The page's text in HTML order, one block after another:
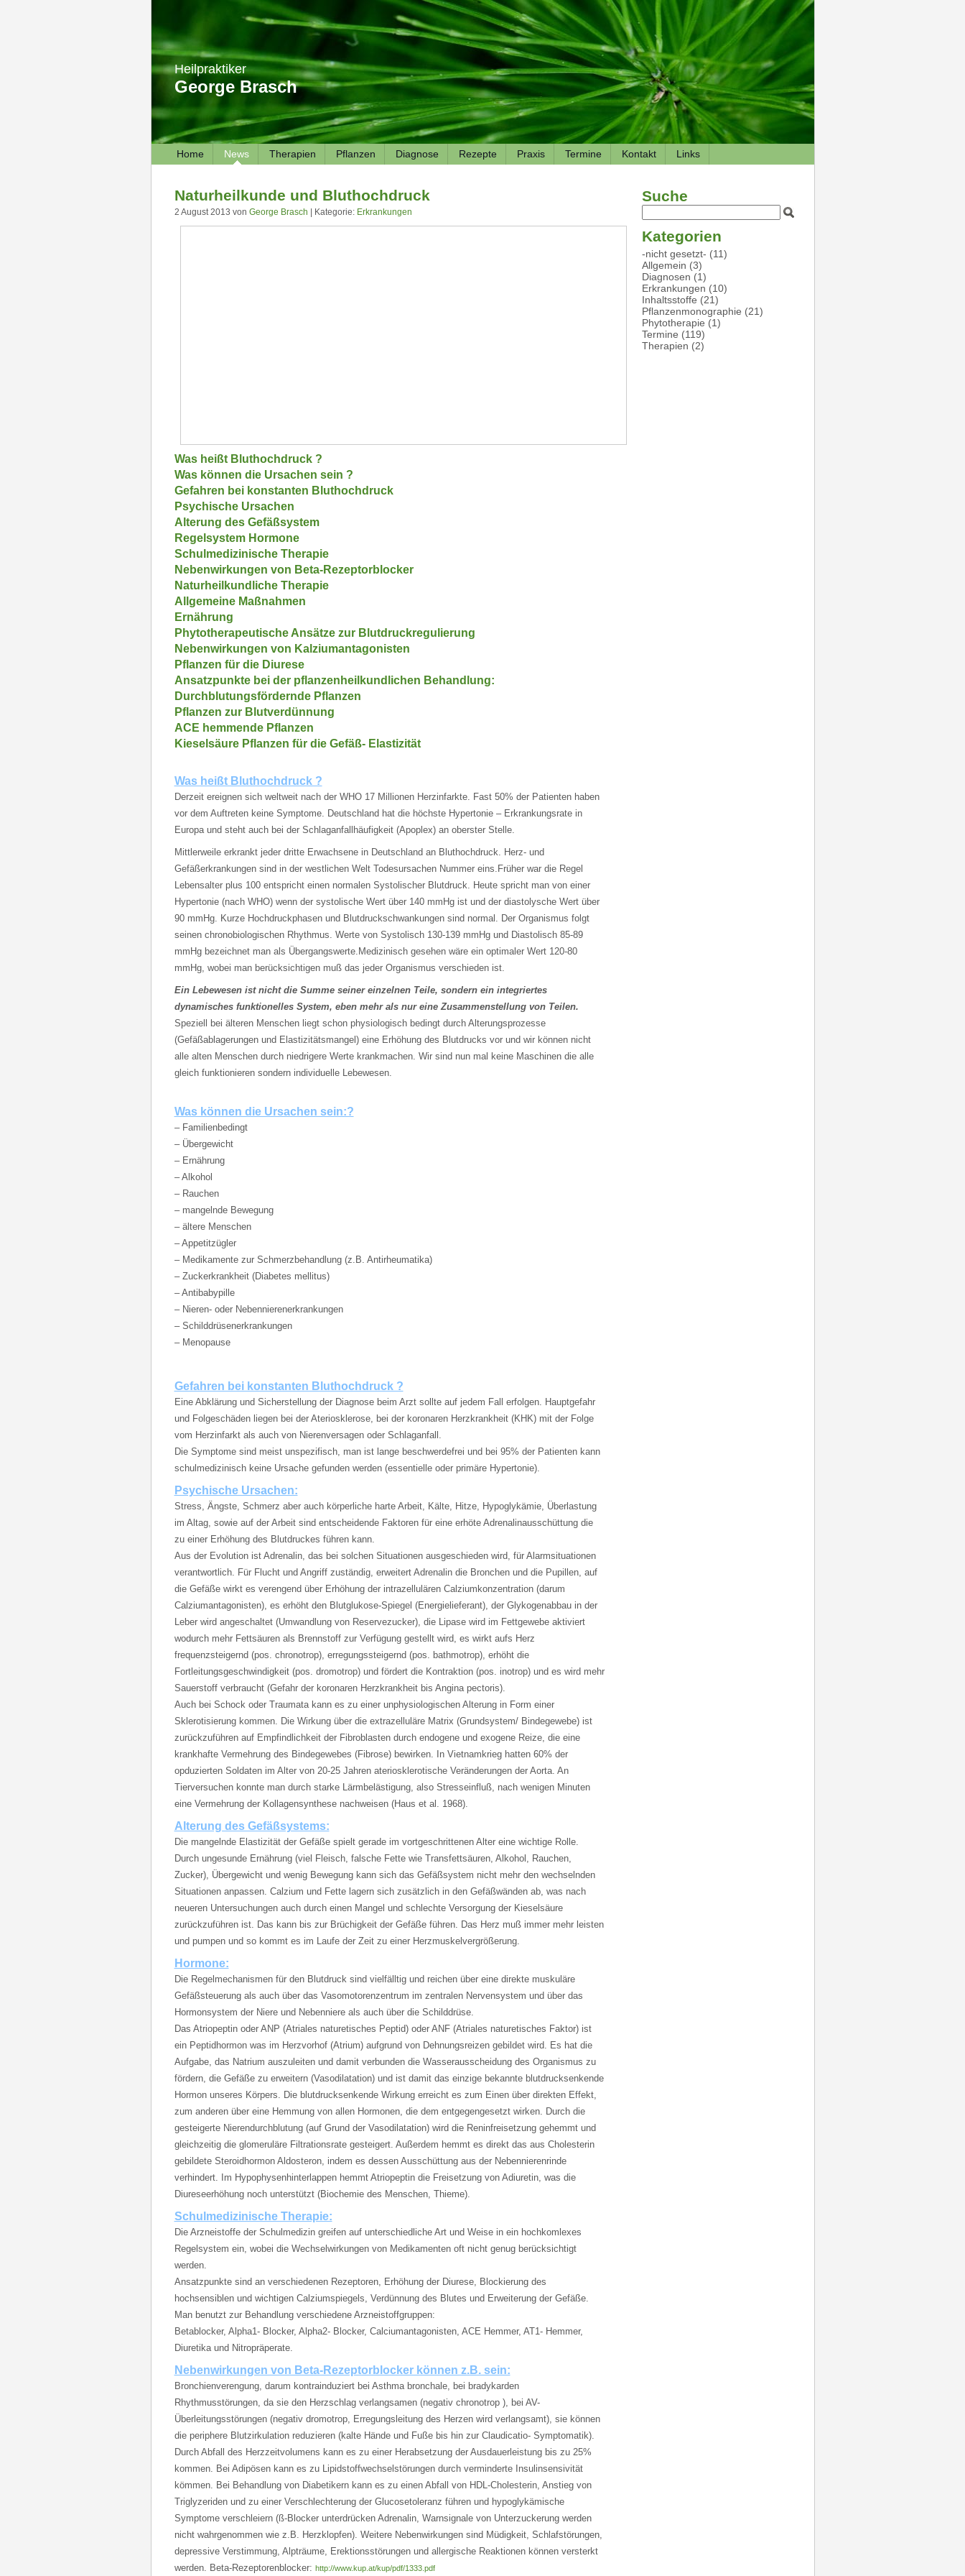
Heilpraktiker
George Brasch
Home News Therapien Pflanzen Diagnose Rezepte Praxis Termine Kontakt Links
Naturheilkunde und Bluthochdruck
2 August 2013 von George Brasch | Kategorie: Erkrankungen
Was heißt Bluthochdruck ?
Was können die Ursachen sein ?
Gefahren bei konstanten Bluthochdruck
Psychische Ursachen
Alterung des Gefäßsystem
Regelsystem Hormone
Schulmedizinische Therapie
Nebenwirkungen von Beta-Rezeptorblocker
Naturheilkundliche Therapie
Allgemeine Maßnahmen
Ernährung
Phytotherapeutische Ansätze zur Blutdruckregulierung
Nebenwirkungen von Kalziumantagonisten
Pflanzen für die Diurese
Ansatzpunkte bei der pflanzenheilkundlichen Behandlung:
Durchblutungsfördernde Pflanzen
Pflanzen zur Blutverdünnung
ACE hemmende Pflanzen
Kieselsäure Pflanzen für die Gefäß- Elastizität
Was heißt Bluthochdruck ?
Derzeit ereignen sich weltweit nach der WHO 17 Millionen Herzinfarkte. Fast 50% der Patienten haben
vor dem Auftreten keine Symptome. Deutschland hat die höchste Hypertonie – Erkrankungsrate in
Europa und steht auch bei der Schlaganfallhäufigkeit (Apoplex) an oberster Stelle.
Mittlerweile erkrankt jeder dritte Erwachsene in Deutschland an Bluthochdruck. Herz- und
Gefäßerkrankungen sind in der westlichen Welt Todesursachen Nummer eins. Früher war die Regel
Lebensalter plus 100 entspricht einen normalen Systolischer Blutdruck. Heute spricht man von einer
Hypertonie (nach WHO) wenn der systolische Wert über 140 mmHg ist und der diastolysche Wert über
90 mmHg. Kurze Hochdruckphasen und Blutdruckschwankungen sind normal. Der Organismus folgt
seinen chronobiologischen Rhythmus. Werte von Systolisch 130-139 mmHg und Diastolisch 85-89
mmHg bezeichnet man als Übergangswerte.Medizinisch gesehen wäre ein optimaler Wert 120-80
mmHg, wobei man berücksichtigen muß das jeder Organismus verschieden ist.
Ein Lebewesen ist nicht die Summe seiner einzelnen Teile, sondern ein integriertes
dynamisches funktionelles System, eben mehr als nur eine Zusammenstellung von Teilen.
Speziell bei älteren Menschen liegt schon physiologisch bedingt durch Alterungsprozesse
(Gefäßablagerungen und Elastizitätsmangel) eine Erhöhung des Blutdrucks vor und wir können nicht
alle alten Menschen durch niedrigere Werte krankmachen. Wir sind nun mal keine Maschinen die alle
gleich funktionieren sondern individuelle Lebewesen.
Was können die Ursachen sein:?
– Familienbedingt
– Übergewicht
– Ernährung
– Alkohol
– Rauchen
– mangelnde Bewegung
– ältere Menschen
– Appetitzügler
– Medikamente zur Schmerzbehandlung (z.B. Antirheumatika)
– Zuckerkrankheit (Diabetes mellitus)
– Antibabypille
– Nieren- oder Nebennierenerkrankungen
– Schilddrüsenerkrankungen
– Menopause
Gefahren bei konstanten Bluthochdruck ?
Eine Abklärung und Sicherstellung der Diagnose beim Arzt sollte auf jedem Fall erfolgen. Hauptgefahr
und Folgeschäden liegen bei der Ateriosklerose, bei der koronaren Herzkrankheit (KHK) mit der Folge
vom Herzinfarkt als auch von Nierenversagen oder Schlaganfall.
Die Symptome sind meist unspezifisch, man ist lange beschwerdefrei und bei 95% der Patienten kann
schulmedizinisch keine Ursache gefunden werden (essentielle oder primäre Hypertonie).
Psychische Ursachen:
Stress, Ängste, Schmerz aber auch körperliche harte Arbeit, Kälte, Hitze, Hypoglykämie, Überlastung
im Altag, sowie auf der Arbeit sind entscheidende Faktoren für eine erhöte Adrenalinausschüttung die
zu einer Erhöhung des Blutdruckes führen kann.
Aus der Evolution ist Adrenalin, das bei solchen Situationen ausgeschieden wird, für Alarmsituationen
verantwortlich. Für Flucht und Angriff zuständig, erweitert Adrenalin die Bronchen und die Pupillen, auf
die Gefäße wirkt es verengend über Erhöhung der intrazellulären Calziumkonzentration (darum
Calziumantagonisten), es erhöht den Blutglukose-Spiegel (Energielieferant), der Glykogenabbau in der
Leber wird angeschaltet (Umwandlung von Reservezucker), die Lipase wird im Fettgewebe aktiviert
wodurch mehr Fettsäuren als Brennstoff zur Verfügung gestellt wird, es wirkt aufs Herz
frequenzsteigernd (pos. chronotrop), erregungssteigernd (pos. bathmotrop), erhöht die
Fortleitungsgeschwindigkeit (pos. dromotrop) und fördert die Kontraktion (pos. inotrop) und es wird mehr
Sauerstoff verbraucht (Gefahr der koronaren Herzkrankheit bis Angina pectoris).
Auch bei Schock oder Traumata kann es zu einer unphysiologischen Alterung in Form einer
Sklerotisierung kommen. Die Wirkung über die extrazelluläre Matrix (Grundsystem/ Bindegewebe) ist
zurückzuführen auf Empfindlichkeit der Fibroblasten durch endogene und exogene Reize, die eine
krankhafte Vermehrung des Bindegewebes (Fibrose) bewirken. In Vietnamkrieg hatten 60% der
opduzierten Soldaten im Alter von 20-25 Jahren ateriosklerotische Veränderungen der Aorta. An
Tierversuchen konnte man durch starke Lärmbelästigung, also Stresseinfluß, nach wenigen Minuten
eine Vermehrung der Kollagensynthese nachweisen (Haus et al. 1968).
Alterung des Gefäßsystems:
Die mangelnde Elastizität der Gefäße spielt gerade im vortgeschrittenen Alter eine wichtige Rolle.
Durch ungesunde Ernährung (viel Fleisch, falsche Fette wie Transfettsäuren, Alkohol, Rauchen,
Zucker), Übergewicht und wenig Bewegung kann sich das Gefäßsystem nicht mehr den wechselnden
Situationen anpassen. Calzium und Fette lagern sich zusätzlich in den Gefäßwänden ab, was nach
neueren Untersuchungen auch durch einen Mangel und schlechte Versorgung der Kieselsäure
zurückzuführen ist. Das kann bis zur Brüchigkeit der Gefäße führen. Das Herz muß immer mehr leisten
und pumpen und so kommt es im Laufe der Zeit zu einer Herzmuskelvergrößerung.
Hormone:
Die Regelmechanismen für den Blutdruck sind vielfälltig und reichen über eine direkte muskuläre
Gefäßsteuerung als auch über das Vasomotorenzentrum im zentralen Nervensystem und über das
Hormonsystem der Niere und Nebenniere als auch über die Schilddrüse.
Das Atriopeptin oder ANP (Atriales naturetisches Peptid) oder ANF (Atriales naturetisches Faktor) ist
ein Peptidhormon was im Herzvorhof (Atrium) aufgrund von Dehnungsreizen gebildet wird. Es hat die
Aufgabe, das Natrium auszuleiten und damit verbunden die Wasserausscheidung des Organismus zu
fördern, die Gefäße zu erweitern (Vasodilatation) und ist damit das einzige bekannte blutdrucksenkende
Hormon unseres Körpers. Die blutdrucksenkende Wirkung erreicht es zum Einen über direkten Effekt,
zum anderen über eine Hemmung von allen Hormonen, die dem entgegengesetzt wirken. Durch die
gesteigerte Nierendurchblutung (auf Grund der Vasodilatation) wird die Reninfreisetzung gehemmt und
gleichzeitig die glomeruläre Filtrationsrate gesteigert. Außerdem hemmt es direkt das aus Cholesterin
gebildete Steroidhormon Aldosteron, indem es dessen Ausschüttung aus der Nebennierenrinde
verhindert. Im Hypophysenhinterlappen hemmt Atriopeptin die Freisetzung von Adiuretin, was die
Diureseerhöhung noch unterstützt (Biochemie des Menschen, Thieme).
Schulmedizinische Therapie:
Die Arzneistoffe der Schulmedizin greifen auf unterschiedliche Art und Weise in ein hochkomlexes
Regelsystem ein, wobei die Wechselwirkungen von Medikamenten oft nicht genug berücksichtigt
werden.
Ansatzpunkte sind an verschiedenen Rezeptoren, Erhöhung der Diurese, Blockierung des
hochsensiblen und wichtigen Calziumspiegels, Verdünnung des Blutes und Erweiterung der Gefäße.
Man benutzt zur Behandlung verschiedene Arzneistoffgruppen:
Betablocker, Alpha1- Blocker, Alpha2- Blocker, Calciumantagonisten, ACE Hemmer, AT1- Hemmer,
Diuretika und Nitropräperate.
Nebenwirkungen von Beta-Rezeptorblocker können z.B. sein:
Bronchienverengung, darum kontrainduziert bei Asthma bronchale, bei bradykarden
Rhythmusstörungen, da sie den Herzschlag verlangsamen (negativ chronotrop ), bei AV-
Überleitungsstörungen (negativ dromotrop, Erregungsleitung des Herzen wird verlangsamt), sie können
die periphere Blutzirkulation reduzieren (kalte Hände und Fuße bis hin zur Claudicatio- Symptomatik).
Durch Abfall des Herzzeitvolumens kann es zu einer Herabsetzung der Ausdauerleistung bis zu 25%
kommen. Bei Adipösen kann es zu Lipidstoffwechselstörungen durch verminderte Insulinsensivität
kömmen. Bei Behandlung von Diabetikern kann es zu einen Abfall von HDL-Cholesterin, Anstieg von
Triglyzeriden und zu einer Verschlechterung der Glucosetoleranz führen und hypoglykämische
Symptome verschleiern (ß-Blocker unterdrücken Adrenalin, Warnsignale von Unterzuckerung werden
nicht wahrgenommen wie z.B. Herzklopfen). Weitere Nebenwirkungen sind Müdigkeit, Schlafstörungen,
depressive Verstimmung, Alpträume, Erektionsstörungen und allergische Reaktionen können versterkt
werden. Beta-Rezeptorenblocker: http://www.kup.at/kup/pdf/1333.pdf
Suche
Kategorien
-nicht gesetzt- (11)
Allgemein (3)
Diagnosen (1)
Erkrankungen (10)
Inhaltsstoffe (21)
Pflanzenmonographie (21)
Phytotherapie (1)
Termine (119)
Therapien (2)